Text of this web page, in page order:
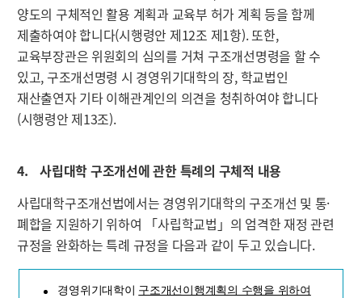
양도의 구체적인 활용 계획과 교육부 허가 계획 등을 함께
제출하여야 합니다(시행령안 제12조 제1항). 또한,
교육부장관은 위원회의 심의를 거쳐 구조개선명령을 할 수
있고, 구조개선명령 시 경영위기대학의 장, 학교법인
재산출연자 기타 이해관계인의 의견을 청취하여야 합니다
(시행령안 제13조).
4. 사립대학 구조개선에 관한 특례의 구체적 내용
사립대학구조개선법에서는 경영위기대학의 구조개선 및 통·
폐합을 지원하기 위하여 「사립학교법」의 엄격한 재정 관련
규정을 완화하는 특례 규정을 다음과 같이 두고 있습니다.
경영위기대학이 구조개선이행계획의 수행을 위하여